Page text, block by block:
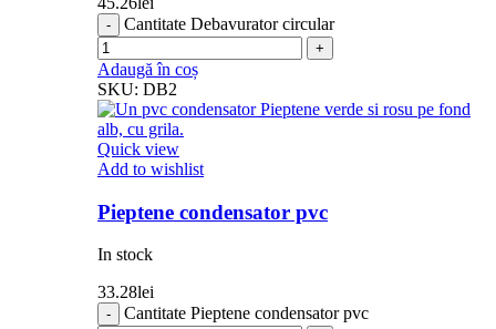
Cantitate Debavurator circular
Adaugă în coș
SKU: DB2
Quick view
Add to wishlist
Pieptene condensator pvc
In stock
33.28lei
Cantitate Pieptene condensator pvc